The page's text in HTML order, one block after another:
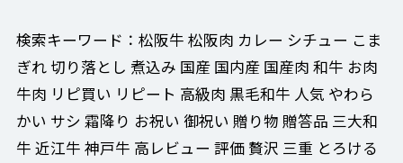
検索キーワード：松阪牛 松阪肉 カレー シチュー こま
ぎれ 切り落とし 煮込み 国産 国内産 国産肉 和牛 お肉
牛肉 リピ買い リピート 高級肉 黒毛和牛 人気 やわら
かい サシ 霜降り お祝い 御祝い 贈り物 贈答品 三大和
牛 近江牛 神戸牛 高レビュー 評価 贅沢 三重 とろける